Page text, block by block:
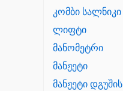
კომბი სალნიკი
ლიფტი
მანომეტრი
მანჟეტი
მანჟეტი დგუშის